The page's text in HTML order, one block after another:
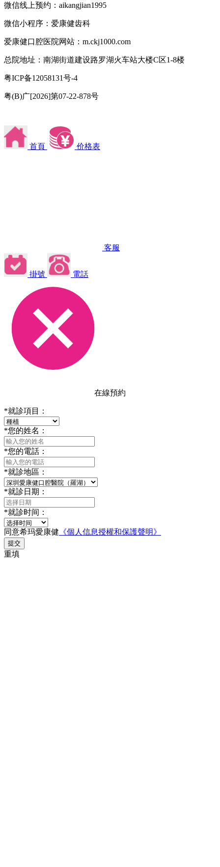
微信线上预约：aikangjian1995
微信小程序：爱康健齿科
爱康健口腔医院网站：m.ckj1000.com
总院地址：南湖街道建设路罗湖火车站大楼C区1-8楼
粤ICP备12058131号-4
粤(B)广[2026]第07-22-878号
首頁 价格表
客服
掛號 電話
在線預約
*就診項目：
*您的姓名：
*您的電話：
*就診地區：
*就診日期：
*就診时间：
同意希玛愛康健 《個人信息授權和保護聲明》
提交
重填